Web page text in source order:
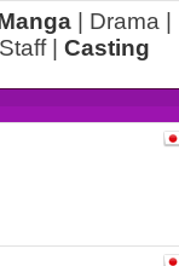
| Drama |
Staff | Casting